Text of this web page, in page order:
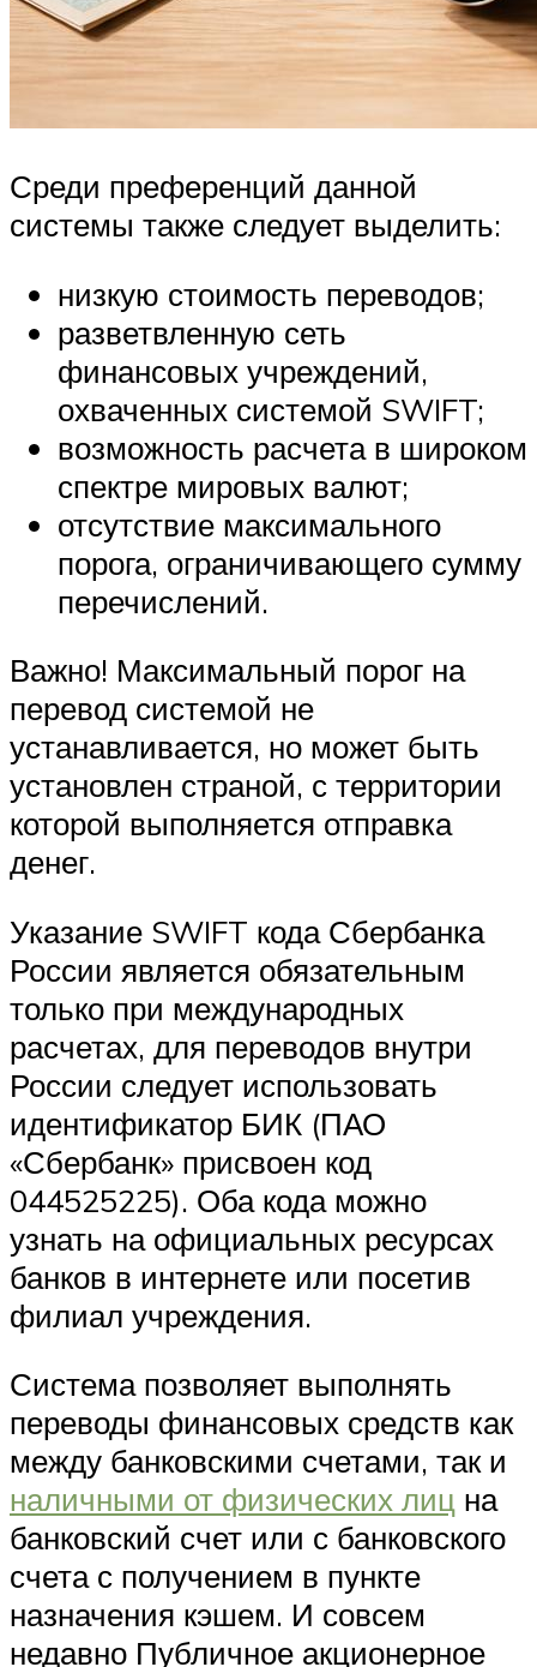
Среди преференций данной
системы также следует выделить:
низкую стоимость переводов;
разветвленную сеть
финансовых учреждений,
охваченных системой SWIFT;
возможность расчета в широком
спектре мировых валют;
отсутствие максимального
порога, ограничивающего сумму
перечислений.
Важно! Максимальный порог на
перевод системой не
устанавливается, но может быть
установлен страной, с территории
которой выполняется отправка
денег.
Указание SWIFT кода Сбербанка
России является обязательным
только при международных
расчетах, для переводов внутри
России следует использовать
идентификатор БИК (ПАО
«Сбербанк» присвоен код
044525225). Оба кода можно
узнать на официальных ресурсах
банков в интернете или посетив
филиал учреждения.
Система позволяет выполнять
переводы финансовых средств как
между банковскими счетами, так и
наличными от физических лиц на
банковский счет или с банковского
счета с получением в пункте
назначения кэшем. И совсем
недавно Публичное акционерное